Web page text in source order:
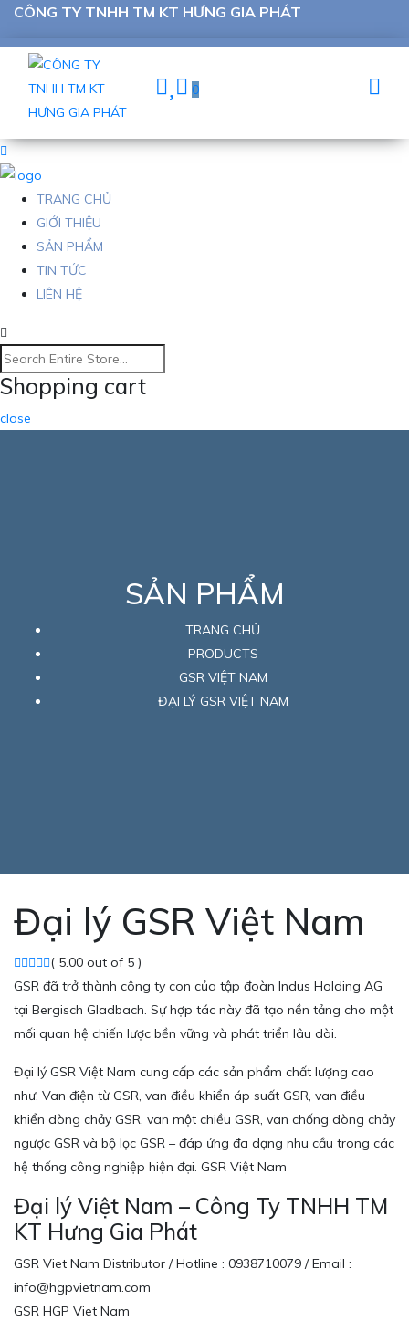
CÔNG TY TNHH TM KT HƯNG GIA PHÁT
0
TRANG CHỦ
GIỚI THIỆU
SẢN PHẨM
TIN TỨC
LIÊN HỆ
Shopping cart
close
SẢN PHẨM
TRANG CHỦ
PRODUCTS
GSR VIỆT NAM
ĐẠI LÝ GSR VIỆT NAM
Đại lý GSR Việt Nam
( 5.00 out of 5 )
GSR đã trở thành công ty con của tập đoàn Indus Holding AG
tại Bergisch Gladbach. Sự hợp tác này đã tạo nền tảng cho một
mối quan hệ chiến lược bền vững và phát triển lâu dài.
Đại lý GSR Việt Nam cung cấp các sản phẩm chất lượng cao
như: Van điện từ GSR, van điều khiển áp suất GSR, van điều
khiển dòng chảy GSR, van một chiều GSR, van chống dòng chảy
ngược GSR và bộ lọc GSR – đáp ứng đa dạng nhu cầu trong các
hệ thống công nghiệp hiện đại. GSR Việt Nam
Đại lý Việt Nam – Công Ty TNHH TM
KT Hưng Gia Phát
GSR Viet Nam Distributor / Hotline : 0938710079 / Email :
info@hgpvietnam.com
GSR HGP Viet Nam